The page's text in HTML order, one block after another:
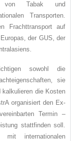
von Tabak und
Transporten.
Frachttransport auf
der GUS, der
sowohl die
sie
kalkulieren die Kosten
organisiert den Ex-
Termin –
stattfinden soll.
mit internationalen